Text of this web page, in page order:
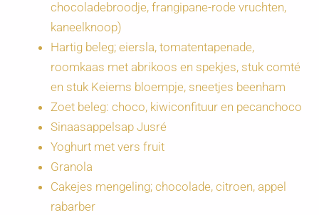
chocoladebroodje, frangipane-rode vruchten,
kaneelknoop)
Hartig beleg; eiersla, tomatentapenade,
roomkaas met abrikoos en spekjes, stuk comté
en stuk Keiems bloempje, sneetjes beenham
Zoet beleg: choco, kiwiconfituur en pecanchoco
Sinaasappelsap Jusré
Yoghurt met vers fruit
Granola
Cakejes mengeling; chocolade, citroen, appel
rabarber